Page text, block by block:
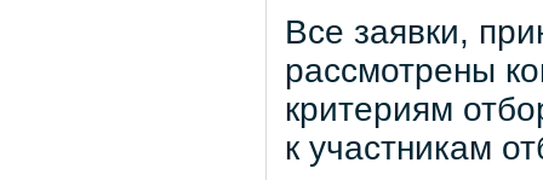
Все заявки,
рассмотрены
критериям
к участникам